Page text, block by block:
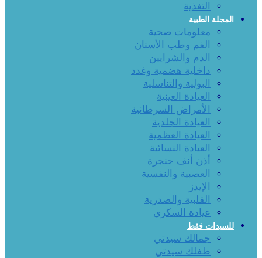
التغذية
المجلة الطبية
معلومات صحية
الفم وطب الأسنان
الدم والشرايين
داخلية هضمية وغدد
البولية والتناسلية
العيادة العينية
الأمراض السرطانية
العيادة الجلدية
العيادة العظمية
العيادة النسائية
أذن أنف حنجرة
العصبية والنفسية
الإيدز
القلبية والصدرية
عيادة السكري
للسيدات فقط
جمالك سيدتي
طفلك سيدتي